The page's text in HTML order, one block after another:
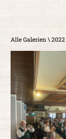
Alle Galerien \2022